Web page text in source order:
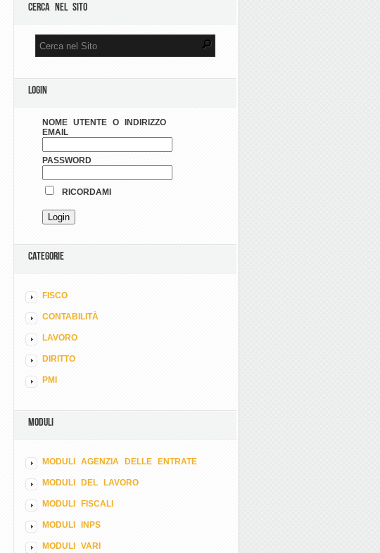
CERCA NEL SITO
LOGIN
NOME UTENTE O INDIRIZZO
EMAIL
PASSWORD
RICORDAMI
CATEGORIE
FISCO
CONTABILITÀ
LAVORO
DIRITTO
PMI
MODULI
MODULI AGENZIA DELLE ENTRATE
MODULI DEL LAVORO
MODULI FISCALI
MODULI INPS
MODULI VARI